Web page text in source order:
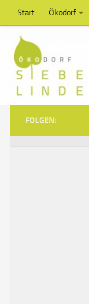
Unter dem Inhalt
Start Ökodorf
FOLGEN: